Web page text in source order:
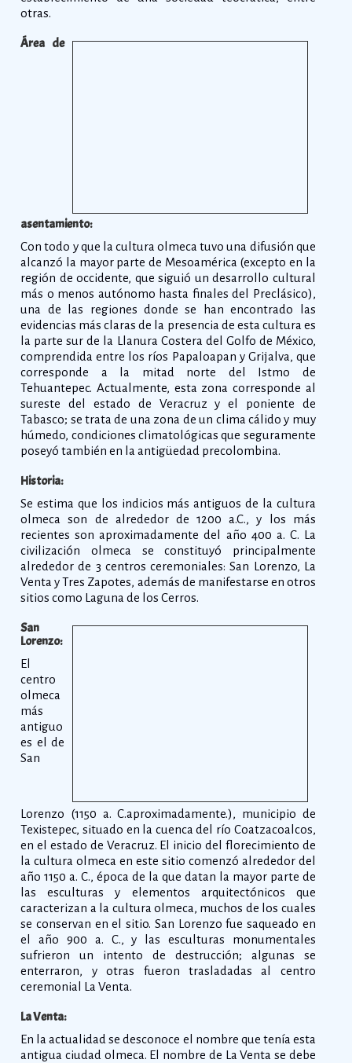
otras.
Área de
asentamiento:
Con todo y que la cultura olmeca tuvo una difusión que
alcanzó la mayor parte de Mesoamérica (excepto en la
región de occidente, que siguió un desarrollo cultural
más o menos autónomo hasta finales del Preclásico),
una de las regiones donde se han encontrado las
evidencias más claras de la presencia de esta cultura es
la parte sur de la Llanura Costera del Golfo de México,
comprendida entre los ríos Papaloapan y Grijalva, que
corresponde a la mitad norte del Istmo de
Tehuantepec. Actualmente, esta zona corresponde al
sureste del estado de Veracruz y el poniente de
Tabasco; se trata de una zona de un clima cálido y muy
húmedo, condiciones climatológicas que seguramente
poseyó también en la antigüedad precolombina.
Historia:
Se estima que los indicios más antiguos de la cultura
olmeca son de alrededor de 1200 a.C., y los más
recientes son aproximadamente del año 400 a. C. La
civilización olmeca se constituyó principalmente
alrededor de 3 centros ceremoniales: San Lorenzo, La
Venta y Tres Zapotes, además de manifestarse en otros
sitios como Laguna de los Cerros.
San
Lorenzo:
El
centro
olmeca
más
antiguo
es el de
San
Lorenzo (1150 a. C.aproximadamente.), municipio de
Texistepec, situado en la cuenca del río Coatzacoalcos,
en el estado de Veracruz. El inicio del florecimiento de
la cultura olmeca en este sitio comenzó alrededor del
año 1150 a. C., época de la que datan la mayor parte de
las esculturas y elementos arquitectónicos que
caracterizan a la cultura olmeca, muchos de los cuales
se conservan en el sitio. San Lorenzo fue saqueado en
el año 900 a. C., y las esculturas monumentales
sufrieron un intento de destrucción; algunas se
enterraron, y otras fueron trasladadas al centro
ceremonial La Venta.
La Venta:
En la actualidad se desconoce el nombre que tenía esta
antigua ciudad olmeca. El nombre de La Venta se debe